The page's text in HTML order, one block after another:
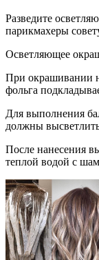
Разведите
парикмахеры
Осветляющее
При окрашивании
фольга
Для выполнения
должны
После нанесения
теплой водой с